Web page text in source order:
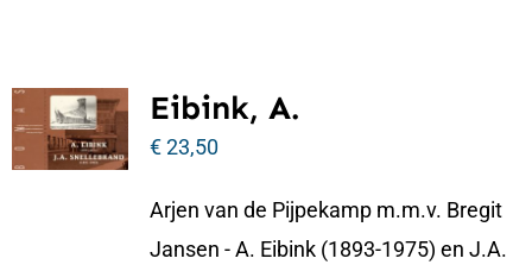
Eibink, A.
€23,50
Arjen van de Pijpekamp m.m.v. Bregit
Jansen - A. Eibink (1893-1975) en J.A.